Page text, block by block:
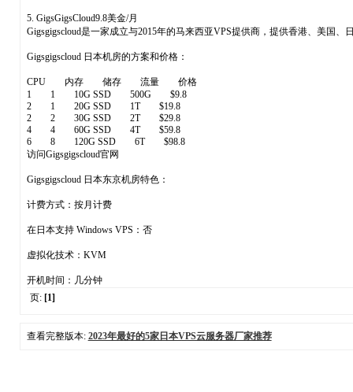
5. GigsGigsCloud9.8美金/月
Gigsgigscloud是一家成立与2015年的马来西亚VPS提供商，提供香港、美国、
Gigsgigscloud 日本机房的方案和价格：
CPU 内存 储存 流量 价格
1 1 10G SSD 500G $9.8
2 1 20G SSD 1T $19.8
2 2 30G SSD 2T $29.8
4 4 60G SSD 4T $59.8
6 8 120G SSD 6T $98.8
访问Gigsgigscloud官网
Gigsgigscloud 日本东京机房特色：
计费方式：按月计费
在日本支持 Windows VPS：否
虚拟化技术：KVM
开机时间：几分钟
页: [1]
查看完整版本: 2023年最好的5家日本VPS云服务器厂家推荐